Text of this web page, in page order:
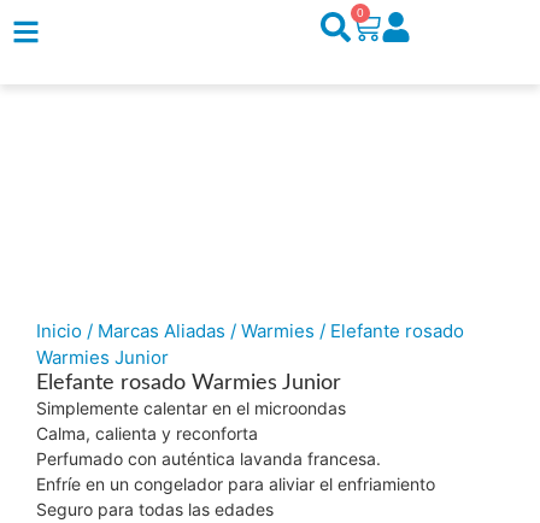
0
Inicio / Marcas Aliadas / Warmies / Elefante rosado
Warmies Junior
Elefante rosado Warmies Junior
Simplemente calentar en el microondas
Calma, calienta y reconforta
Perfumado con auténtica lavanda francesa.
Enfríe en un congelador para aliviar el enfriamiento
Seguro para todas las edades